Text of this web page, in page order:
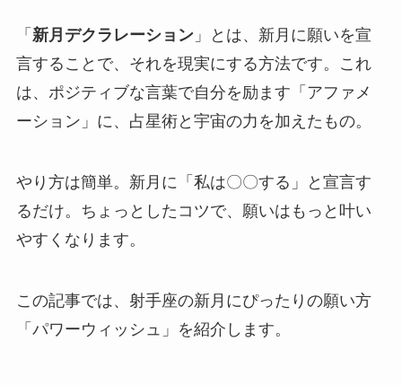
「 新月デクラレーション」とは、新月に願いを宣
言することで、それを現実にする方法です。これ
は、ポジティブな言葉で自分を励ます「アファメ
ーション」に、占星術と宇宙の力を加えたもの。
やり方は簡単。新月に「私は〇〇する」と宣言す
るだけ。ちょっとしたコツで、願いはもっと叶い
やすくなります。
この記事では、射手座の新月にぴったりの願い方
「パワーウィッシュ」を紹介します。